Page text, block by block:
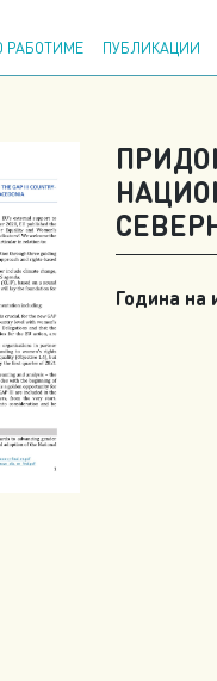
РАБОТИМЕ ПУБЛИКАЦИИ
Година на